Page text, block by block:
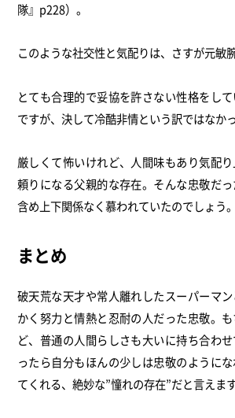
隊』p228）。
このような社交性と気配りは、さすが元敏腕
とても合理的で妥協を許さない性格をし
ですが、決して冷酷非情という訳ではなか
厳しくて怖いけれど、人間味もあり気配
頼りになる父親的な存在。そんな忠敬だ
含め上下関係なく慕われていたのでしょう。
まとめ
破天荒な天才や常人離れしたスーパーマ
かく努力と情熱と忍耐の人だった忠敬。
ど、普通の人間らしさも大いに持ち合わ
ったら自分もほんの少しは忠敬のように
てくれる、絶妙な”憧れの存在”だと言えます